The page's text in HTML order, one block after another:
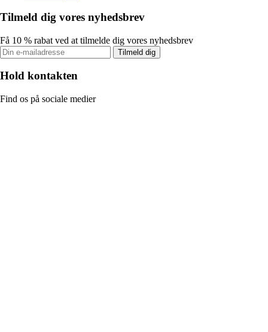
Tilmeld dig vores nyhedsbrev
Få 10 % rabat ved at tilmelde dig vores nyhedsbrev
Tilmeld dig
Hold kontakten
Find os på sociale medier